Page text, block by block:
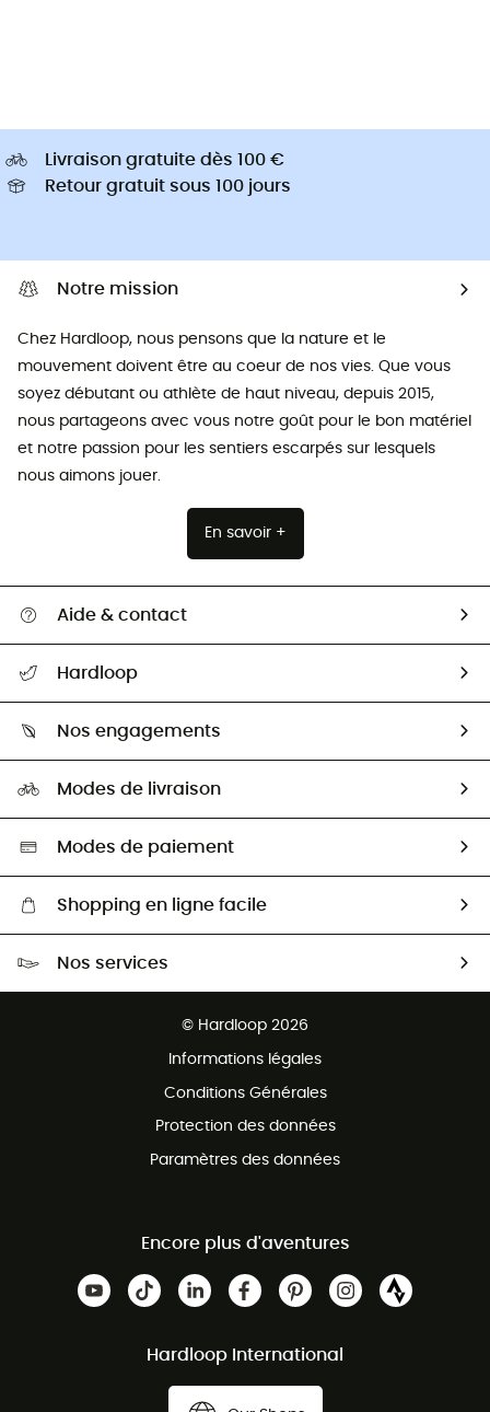
Livraison gratuite dès 100 €
Retour gratuit sous 100 jours
Notre mission
Chez Hardloop, nous pensons que la nature et le
mouvement doivent être au coeur de nos vies. Que vous
soyez débutant ou athlète de haut niveau, depuis 2015,
nous partageons avec vous notre goût pour le bon matériel
et notre passion pour les sentiers escarpés sur lesquels
nous aimons jouer.
En savoir +
Aide & contact
Retour & remboursement
Guide des tailles
Seconde Main
Aide & Contact
Hardloop
HardGuides
Nos engagements
Sélection éco-responsable
Modes de livraison
Modes de paiement
Shopping en ligne facile
Nos services
© Hardloop 2026
Informations légales
Conditions Générales
Protection des données
Paramètres des données
Encore plus d'aventures
Hardloop International